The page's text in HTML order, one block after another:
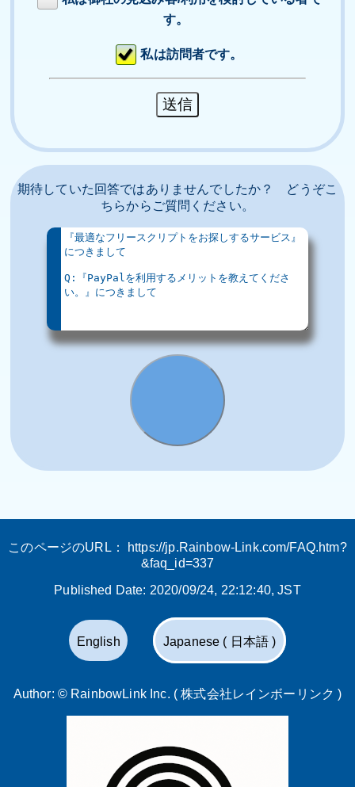
す。
私は訪問者です。
期待していた回答ではありませんでしたか？ どうぞこ
ちらからご質問ください。
このページのURL：
https://jp.Rainbow-Link.com/FAQ.htm?
&faq_id=337
Published Date: 2020/09/24, 22:12:40, JST
English Japanese ( 日本語 )
Author: © RainbowLink Inc. ( 株式会社レインボーリンク )